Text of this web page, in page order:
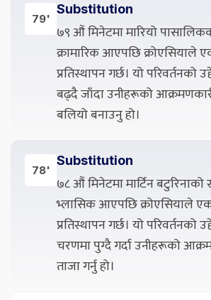
79'
Substitution
७९ औं मिनेटमा मारियो
क्रामारिक आएपछि क्रोएसियाले
प्रतिस्थापन गर्छ। यो परिवर्तनको
बढ्दै जाँदा उनीहरूको
बलियो बनाउनु हो।
78'
Substitution
७८ औं मिनेटमा मार्टिन बटुरिनाको
भ्लासिक आएपछि क्रोएसियाले
प्रतिस्थापन गर्छ। यो परिवर्तनको
चरणमा पुग्दै गर्दा उनीहरूको
ताजा गर्नु हो।